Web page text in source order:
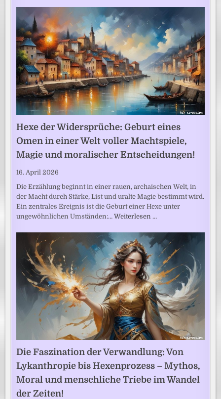
Hexe der Widersprüche: Geburt eines
Omen in einer Welt voller Machtspiele,
Magie und moralischer Entscheidungen!
16. April 2026
Die Erzählung beginnt in einer rauen, archaischen Welt, in
der Macht durch Stärke, List und uralte Magie bestimmt wird.
Ein zentrales Ereignis ist die Geburt einer Hexe unter
ungewöhnlichen Umständen:…Weiterlesen …
Die Faszination der Verwandlung: Von
Lykanthropie bis Hexenprozess – Mythos,
Moral und menschliche Triebe im Wandel
der Zeiten!